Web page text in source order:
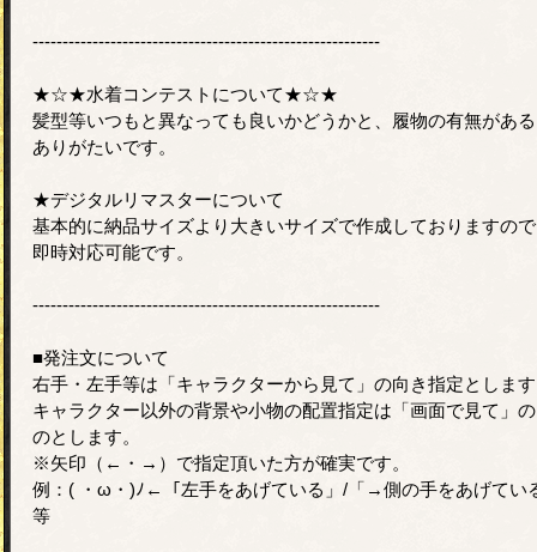
----------------------------------------------------------
★☆★水着コンテストについて★☆★
髪型等いつもと異なっても良いかどうかと、履物の有無があ
ありがたいです。
★デジタルリマスターについて
基本的に納品サイズより大きいサイズで作成しておりますの
即時対応可能です。
----------------------------------------------------------
■発注文について
右手・左手等は「キャラクターから見て」の向き指定としま
キャラクター以外の背景や小物の配置指定は「画面で見て」
のとします。
※矢印（←・→）で指定頂いた方が確実です。
例：( ・ω・)ﾉ←「左手をあげている」/「→側の手をあげてい
等